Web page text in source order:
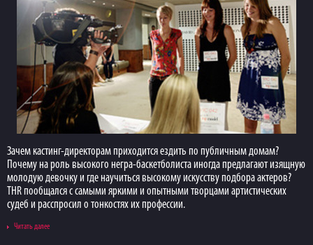
Зачем кастинг-директорам приходится ездить по публичным домам?
Почему на роль высокого негра-баскетболиста иногда предлагают изящную
молодую девочку и где научиться высокому искусству подбора актеров?
THR пообщался с самыми яркими и опытными творцами артистических
судеб и расспросил о тонкостях их профессии.
Читать далее